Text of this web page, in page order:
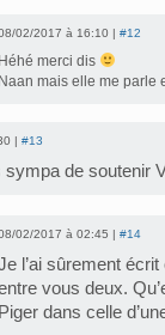
02/2017 à 16:10 | #12
Héhé merci dis
Naan mais elle me parle
| #13
sympa de soutenir
02/2017 à 02:45 | #14
l’ai sûrement
vous deux.
Piger dans celle